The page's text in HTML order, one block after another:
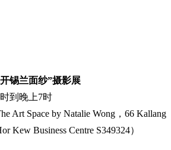
锡兰面纱”摄影展
到晚上7时
Art Space by Natalie Wong，66 Kallang
Kew Business Centre S349324）